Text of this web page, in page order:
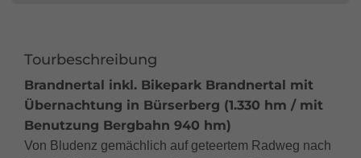
Tourbeschreibung
Brandnertal inkl. Bikepark Brandnertal mit
Übernachtung in Bürserberg (1.330 hm / mit
Benutzung Bergbahn 940 hm)
Von Bludenz gemächlich auf geteertem Radweg nach